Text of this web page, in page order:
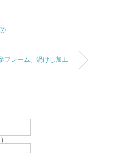
⑦
フレーム、渦けし加工